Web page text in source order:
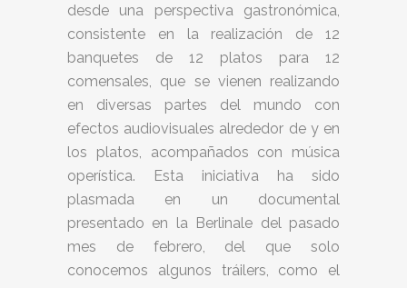
desde una perspectiva gastronómica,
consistente en la realización de 12
banquetes de 12 platos para 12
comensales, que se vienen realizando
en diversas partes del mundo con
efectos audiovisuales alrededor de y en
los platos, acompañados con música
operística. Esta iniciativa ha sido
plasmada en un documental
presentado en la Berlinale del pasado
mes de febrero, del que solo
conocemos algunos tráilers, como el